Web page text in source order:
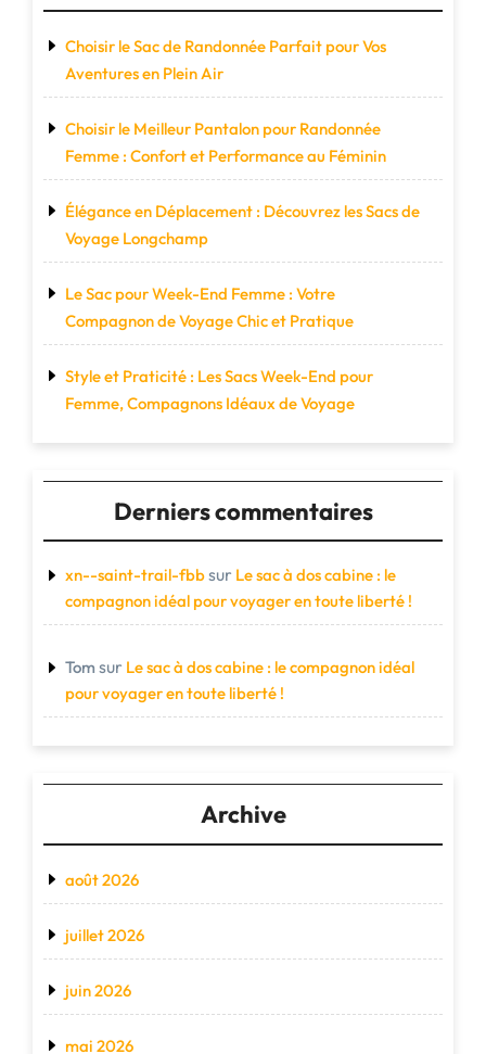
Choisir le Sac de Randonnée Parfait pour Vos
Aventures en Plein Air
Choisir le Meilleur Pantalon pour Randonnée
Femme : Confort et Performance au Féminin
Élégance en Déplacement : Découvrez les Sacs de
Voyage Longchamp
Le Sac pour Week-End Femme : Votre
Compagnon de Voyage Chic et Pratique
Style et Praticité : Les Sacs Week-End pour
Femme, Compagnons Idéaux de Voyage
Derniers commentaires
xn--saint-trail-fbbsur Le sac à dos cabine : le
compagnon idéal pour voyager en toute liberté !
Tom sur Le sac à dos cabine : le compagnon idéal
pour voyager en toute liberté !
Archive
août 2026
juillet 2026
juin 2026
mai 2026